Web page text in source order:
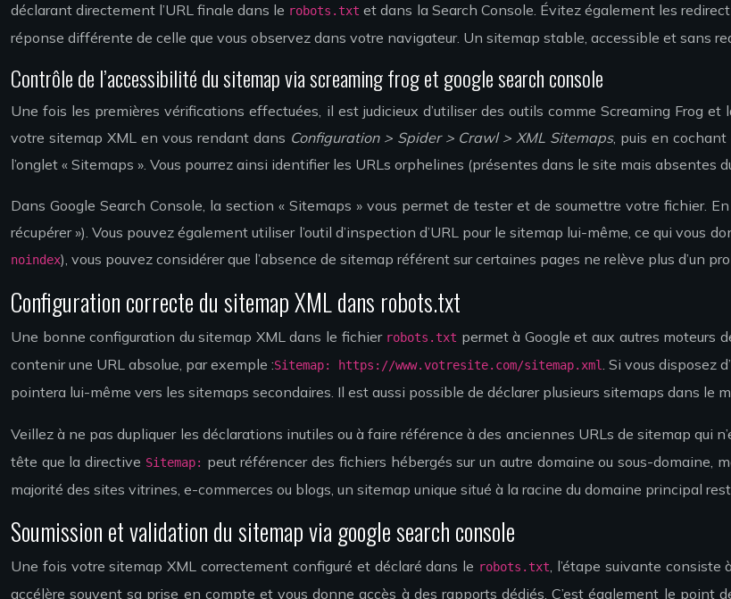
déclarant directement l’URL finale dans le robots.txt et dans la Search Console. Évitez également les
réponse différente de celle que vous observez dans votre navigateur. Un sitemap stable, accessible et sans
Contrôle de l’accessibilité du sitemap via screaming frog et google search console
Une fois les premières vérifications effectuées, il est judicieux d’utiliser des outils comme Screaming Frog
votre sitemap XML en vous rendant dans Configuration > Spider > Crawl > XML Sitemaps, puis en cochant
l’onglet « Sitemaps ». Vous pourrez ainsi identifier les URLs orphelines (présentes dans le site mais
Dans Google Search Console, la section « Sitemaps » vous permet de tester et de soumettre votre fichier.
récupérer »). Vous pouvez également utiliser l’outil d’inspection d’URL pour le sitemap lui-même, ce qui
noindex), vous pouvez considérer que l’absence de sitemap référent sur certaines pages ne relève plus d’un
Configuration correcte du sitemap XML dans robots.txt
Une bonne configuration du sitemap XML dans le fichier robots.txt permet à Google et aux autres moteurs
contenir une URL absolue, par exemple :Sitemap: https://www.votresite.com/sitemap.xml. Si vous disposez
pointera lui-même vers les sitemaps secondaires. Il est aussi possible de déclarer plusieurs sitemaps dans le
Veillez à ne pas dupliquer les déclarations inutiles ou à faire référence à des anciennes URLs de sitemap qui
tête que la directive Sitemap: peut référencer des fichiers hébergés sur un autre domaine ou sous-
majorité des sites vitrines, e-commerces ou blogs, un sitemap unique situé à la racine du domaine principal
Soumission et validation du sitemap via google search console
Une fois votre sitemap XML correctement configuré et déclaré dans le robots.txt, l’étape suivante consiste
accélère souvent sa prise en compte et vous donne accès à des rapports dédiés. C’est également le